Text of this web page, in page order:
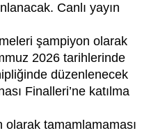
Canlı yayın
şampiyon olarak
2026 tarihlerinde
düzenlenecek
Finalleri’ne katılma
tamamlamaması